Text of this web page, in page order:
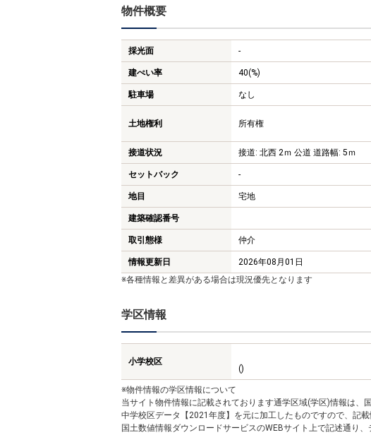
物件概要
採光面 -
建ぺい率 40(%)
駐車場 なし
土地権利 所有権
接道状況 接道: 北西 2ｍ 公道 道路幅: 5ｍ
セットバック -
地目 宅地
建築確認番号
取引態様 仲介
情報更新日 2026年08月01日
※各種情報と差異がある場合は現況優先となります
学区情報
小学校区
()
※物件情報の学区情報について
当サイト物件情報に記載されております通学区域(学区)情報は
中学校区データ【2021年度】を元に加工したものですので、記
国土数値情報ダウンロードサービスのWEBサイト上で記述通り